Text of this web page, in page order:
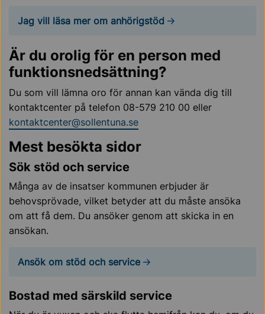
Jag vill läsa mer om anhörigstöd
Är du orolig för en person med
funktionsnedsättning?
Du som vill lämna oro för annan kan vända dig till
kontaktcenter på telefon 08-579 210 00 eller
kontaktcenter@sollentuna.se
Mest besökta sidor
Sök stöd och service
Många av de insatser kommunen erbjuder är
behovsprövade, vilket betyder att du måste ansöka
om att få dem. Du ansöker genom att skicka in en
ansökan.
Ansök om stöd och service
Bostad med särskild service